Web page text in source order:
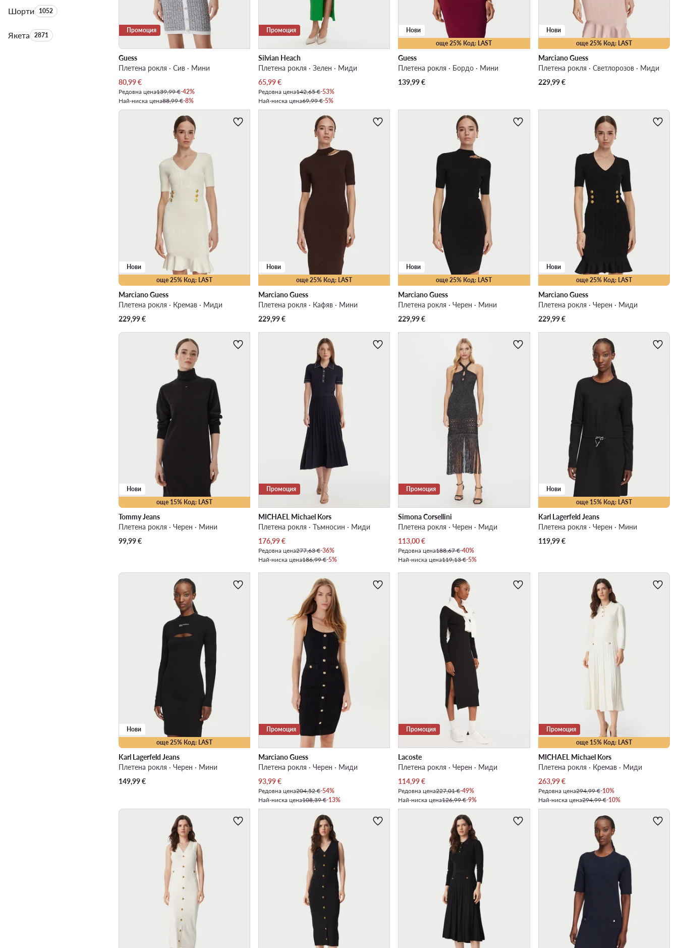
ШортиБрой на продуктите:
1052
ЯкетаБрой на продуктите:
2871
Промоция
Guess
Плетена рокля · Сив · Мини
Актуална цена
80,99€
Редовна цена139,99 €-42%
Най-ниска цена88,99 €-8%
Промоция
Silvian Heach
Плетена рокля · Зелен · Миди
Актуална цена
65,99€
Редовна цена142,65 €-53%
Най-ниска цена69,99 €-5%
още 25% Код: LAST
Нови
Guess
Плетена рокля · Бордо · Мини
139,99€
още 25% Код: LAST
Нови
Marciano Guess
Плетена рокля · Светлорозов · Миди
229,99€
още 25% Код: LAST
Нови
Marciano Guess
Плетена рокля · Кремав · Миди
229,99€
още 25% Код: LAST
Нови
Marciano Guess
Плетена рокля · Кафяв · Мини
229,99€
още 25% Код: LAST
Нови
Marciano Guess
Плетена рокля · Черен · Мини
229,99€
още 25% Код: LAST
Нови
Marciano Guess
Плетена рокля · Черен · Миди
229,99€
още 15% Код: LAST
Нови
Tommy Jeans
Плетена рокля · Черен · Мини
99,99€
Промоция
MICHAEL Michael Kors
Плетена рокля · Тъмносин · Миди
Актуална цена
176,99€
Редовна цена277,63 €-36%
Най-ниска цена186,99 €-5%
Промоция
Simona Corsellini
Плетена рокля · Черен · Миди
Актуална цена
113,00€
Редовна цена188,67 €-40%
Най-ниска цена119,13 €-5%
още 15% Код: LAST
Нови
Karl Lagerfeld Jeans
Плетена рокля · Черен · Мини
119,99€
още 25% Код: LAST
Нови
Karl Lagerfeld Jeans
Плетена рокля · Черен · Мини
149,99€
Промоция
Marciano Guess
Плетена рокля · Черен · Миди
Актуална цена
93,99€
Редовна цена204,52 €-54%
Най-ниска цена108,39 €-13%
Промоция
Lacoste
Плетена рокля · Черен · Миди
Актуална цена
114,99€
Редовна цена227,01 €-49%
Най-ниска цена126,99 €-9%
още 15% Код: LAST
Промоция
MICHAEL Michael Kors
Плетена рокля · Кремав · Миди
Актуална цена
263,99€
Редовна цена294,99 €-10%
Най-ниска цена294,99 €-10%